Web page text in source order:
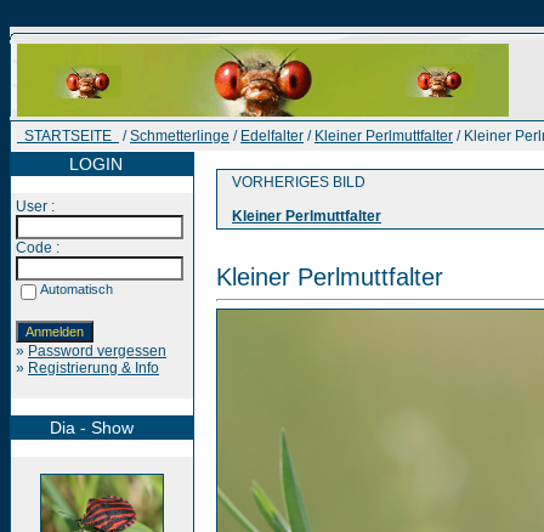
STARTSEITE /Schmetterlinge / Edelfalter / Kleiner Perlmuttfalter / Kleiner
LOGIN
User :
Code :
Automatisch
» Password vergessen
» Registrierung & Info
Dia - Show
VORHERIGES BILD
Kleiner Perlmuttfalter
Kleiner Perlmuttfalter